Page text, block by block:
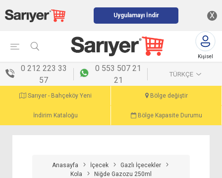
Uygulamayı İndir X
Kişisel
0 212 223 33
57
0 553 507 21
21
TÜRKÇE
Sarıyer - Bahçeköy Yeni Bölge değiştir
İndirim Kataloğu Bölge Kapasite Durumu
Anasayfa İçecek
Gazlı İçecekler
Kola
Niğde Gazozu 250ml